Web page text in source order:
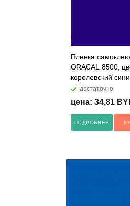
Пленка
ORACAL 8500,
королевский
достаточно
цена: 34,81
ПОДРОБНЕЕ